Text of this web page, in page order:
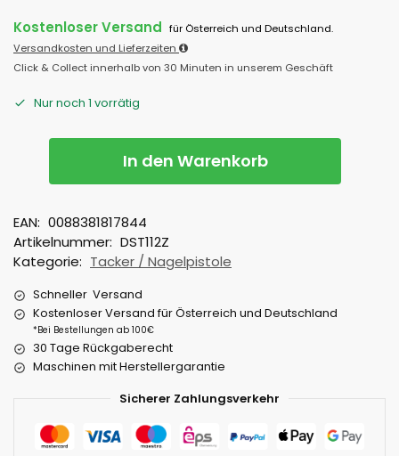
Kostenloser Versand für Österreich und Deutschland.
Versandkosten und Lieferzeiten
Click & Collect innerhalb von 30 Minuten in unserem Geschäft
Nur noch 1 vorrätig
In den Warenkorb
EAN: 0088381817844
Artikelnummer: DST112Z
Kategorie: Tacker / Nagelpistole
Schneller Versand
Kostenloser Versand für Österreich und Deutschland
*Bei Bestellungen ab 100€
30 Tage Rückgaberecht
Maschinen mit Herstellergarantie
Sicherer Zahlungsverkehr